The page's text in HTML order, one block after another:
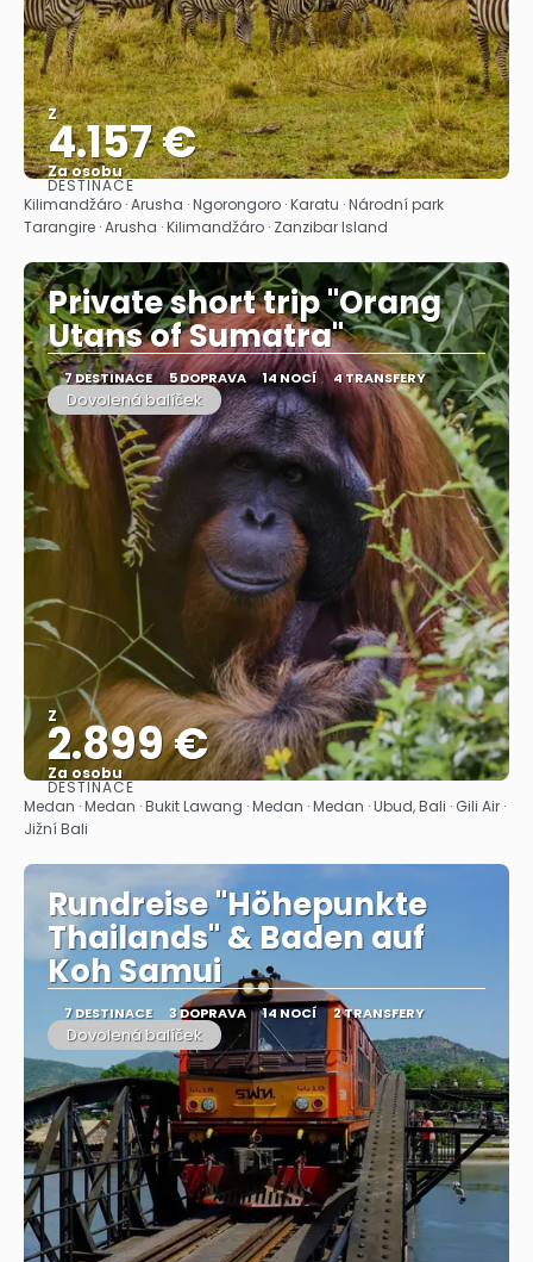
Z
4.157 €
Za osobu
Zobrazit
DESTINACE
Kilimandžáro · Arusha · Ngorongoro · Karatu · Národní park
Tarangire · Arusha · Kilimandžáro · Zanzibar Island
Private short trip "Orang
Utans of Sumatra"
7 DESTINACE 5 DOPRAVA 14 NOCÍ 4 TRANSFERY
Dovolená balíček
Z
2.899 €
Za osobu
Zobrazit
DESTINACE
Medan · Medan · Bukit Lawang · Medan · Medan · Ubud, Bali · Gili Air ·
Jižní Bali
Rundreise "Höhepunkte
Thailands" & Baden auf
Koh Samui
7 DESTINACE 3 DOPRAVA 14 NOCÍ 2 TRANSFERY
Dovolená balíček